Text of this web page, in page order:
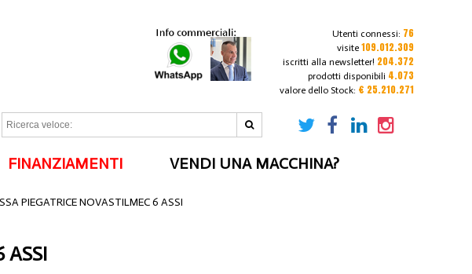
Utenti connessi: 76
visite 109.012.309
iscritti alla newsletter! 204.372
prodotti disponibili 4.073
valore dello Stock: € 25.210.271
FINANZIAMENTI
VENDI UNA MACCHINA?
PIEGATRICE NOVASTILMEC 6 ASSI
ASSI